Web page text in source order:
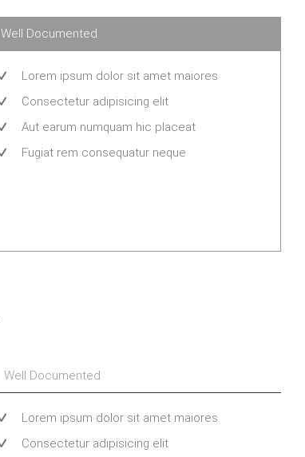
Well Documented
Lorem ipsum dolor sit amet maiores
Consectetur adipisicing elit
Aut earum numquam hic placeat
Fugiat rem consequatur neque
Well Documented
Lorem ipsum dolor sit amet maiores
Consectetur adipisicing elit